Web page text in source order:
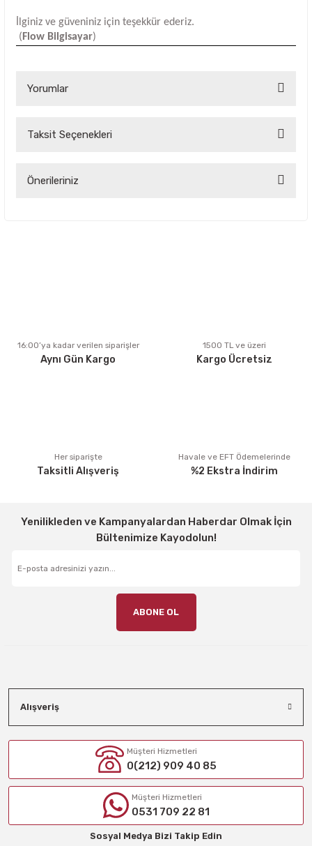
İlginiz ve güveniniz için teşekkür ederiz.
( Flow Bilgisayar)
Yorumlar
Bu ürüne ilk yorumu siz yapın!
Taksit Seçenekleri
Önerileriniz
Ürün fiyatı diğer sitelerden daha pahalı.
Bu ürüne benzer farklı alternatifler olmalı.
16:00’ya kadar verilen siparişler
Aynı Gün Kargo
1500 TL ve üzeri
Kargo Ücretsiz
Her siparişte
Taksitli Alışveriş
Havale ve EFT Ödemelerinde
%2 Ekstra İndirim
Yenilikleden ve Kampanyalardan Haberdar Olmak İçin
Bültenimize Kayodolun!
ABONE OL
Alışveriş
Müşteri Hizmetleri
0(212) 909 40 85
Müşteri Hizmetleri
0531 709 22 81
Sosyal Medya Bizi Takip Edin